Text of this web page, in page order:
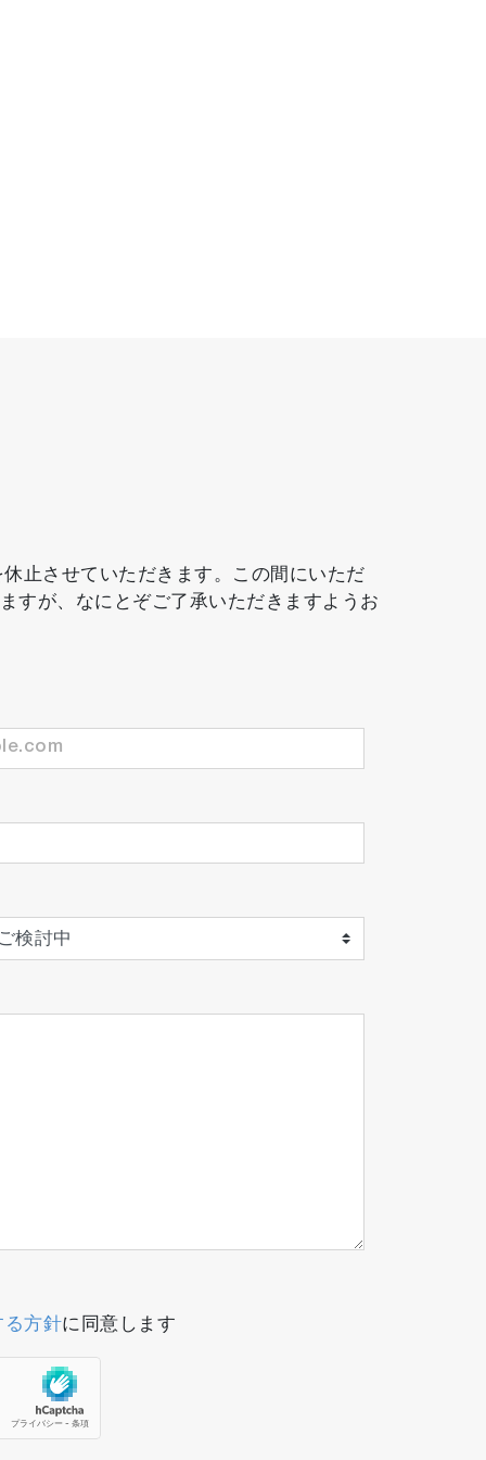
止させていただきます。この間にいただ
すが、なにとぞご了承いただきますようお
る方針に同意します